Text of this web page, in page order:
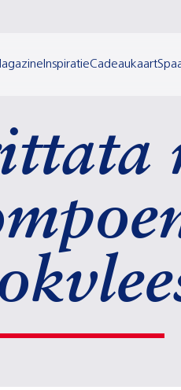
InspiratieCadeaukaart